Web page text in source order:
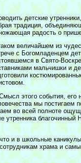
детские
традиция,
радость о
величайшем из
с Богомладенцем
в Свято-
мальчишки и
этого события, его
мы постигаем
во всей полноте
благочинный
и в школьные
храма и